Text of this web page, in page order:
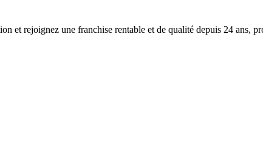
et rejoignez une franchise rentable et de qualité depuis 24 ans,